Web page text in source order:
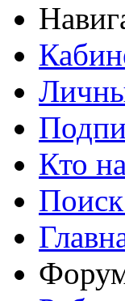
Кто